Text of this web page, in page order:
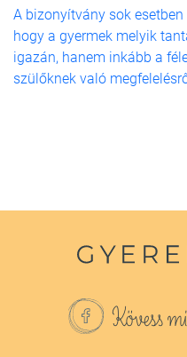
A bizonyítvány sok
hogy a gyermek melyik
igazán, hanem inkább a
szülőknek való
Kövess